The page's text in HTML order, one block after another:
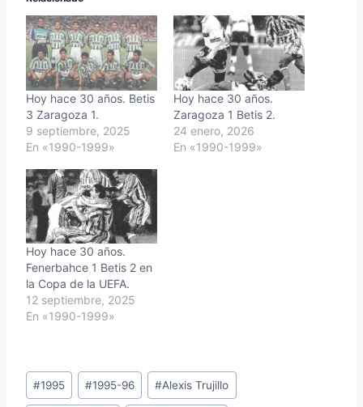
Hoy hace 30 años. Betis
3 Zaragoza 1.
9 septiembre, 2025
En «1990-1999»
Hoy hace 30 años.
Zaragoza 1 Betis 2.
24 enero, 2026
En «1990-1999»
Hoy hace 30 años.
Fenerbahce 1 Betis 2 en
la Copa de la UEFA.
12 septiembre, 2025
En «1990-1999»
Etiquetas
de
#1995 #1995-96 #Alexis Trujillo